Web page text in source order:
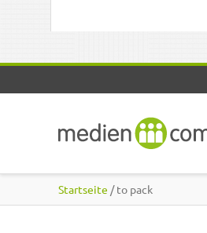
Startseite / to pack